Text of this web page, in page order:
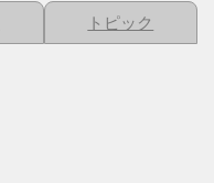
トピック